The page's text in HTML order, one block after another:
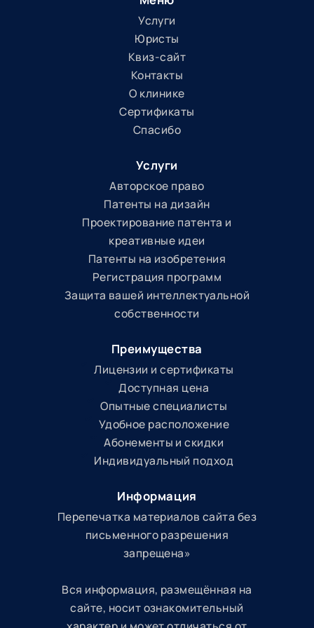
Услуги
Юристы
Квиз-сайт
Контакты
О клинике
Сертификаты
Спасибо
Услуги
Авторское право
Патенты на дизайн
Проектирование патента и
креативные идеи
Патенты на изобретения
Регистрация программ
Защита вашей интеллектуальной
собственности
Преимущества
Лицензии и сертификаты
Доступная цена
Опытные специалисты
Удобное расположение
Абонементы и скидки
Индивидуальный подход
Информация
Перепечатка материалов сайта без
письменного разрешения
запрещена»
Вся информация, размещённая на
сайте, носит ознакомительный